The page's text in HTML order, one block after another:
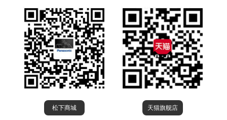
松下商城 天猫旗舰店